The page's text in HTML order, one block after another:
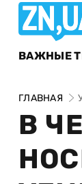
ВАЖНЫЕ
ГЛАВНАЯ
В